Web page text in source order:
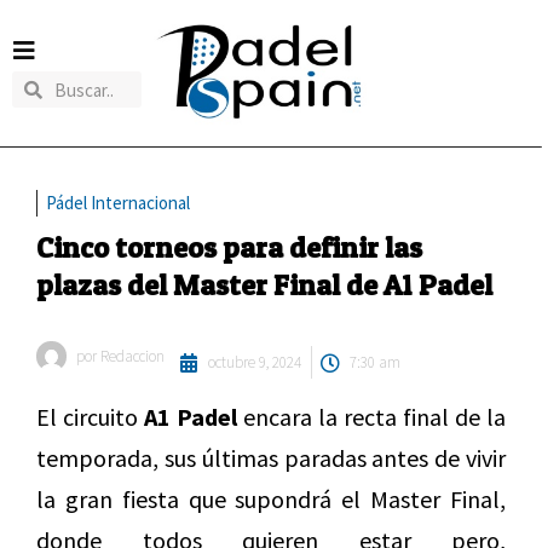
Pádel Internacional
Cinco torneos para definir las
plazas del Master Final de A1 Padel
por Redaccion octubre 9, 2024 7:30 am
El circuito A1 Padelencara la recta final de la
temporada, sus últimas paradas antes de vivir
la gran fiesta que supondrá el Master Final,
donde todos quieren estar pero,